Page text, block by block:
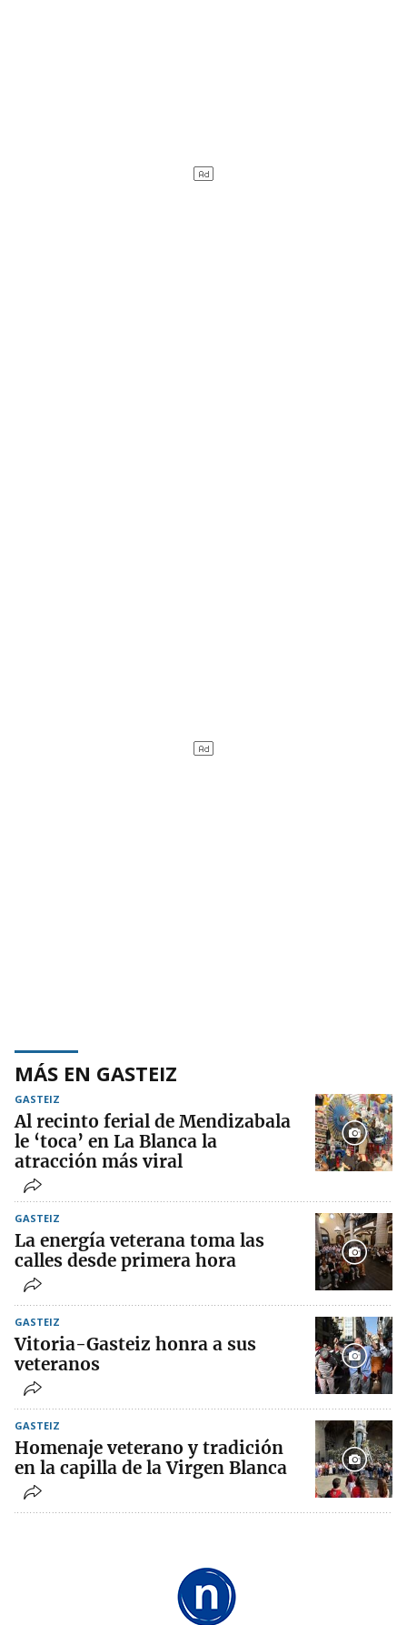
MÁS EN GASTEIZ
GASTEIZ
Al recinto ferial de Mendizabala
le ‘toca’ en La Blanca la
atracción más viral
GASTEIZ
La energía veterana toma las
calles desde primera hora
GASTEIZ
Vitoria-Gasteiz honra a sus
veteranos
GASTEIZ
Homenaje veterano y tradición
en la capilla de la Virgen Blanca